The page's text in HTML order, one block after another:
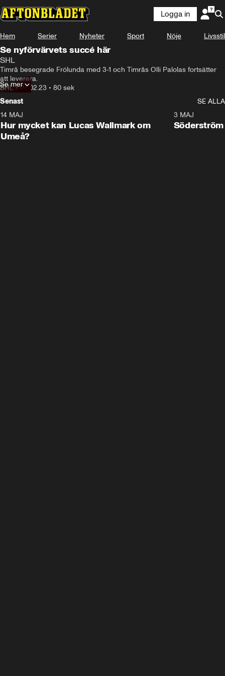
Logga in
Hem Serier Nyheter Sport Nöje Livsstil
Se nyförvärvets succé här
SHL
Timrå besegrade Frölunda med 3-1 och Timrås Olli Palolas fortsätter
att leverera.
SHL•04.02.23 • 80 sek
Se mer
Senast
SE ALLA
Plus
14 MAJ
Hur mycket kan Lucas Wallmark om
Umeå?
3 MAJ